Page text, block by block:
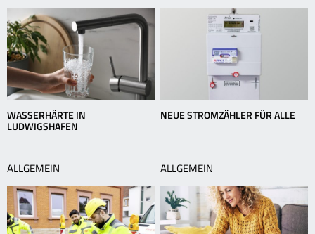
WASSERHÄRTE IN
LUDWIGSHAFEN
NEUE STROMZÄHLER FÜR ALLE
ALLGEMEIN ALLGEMEIN